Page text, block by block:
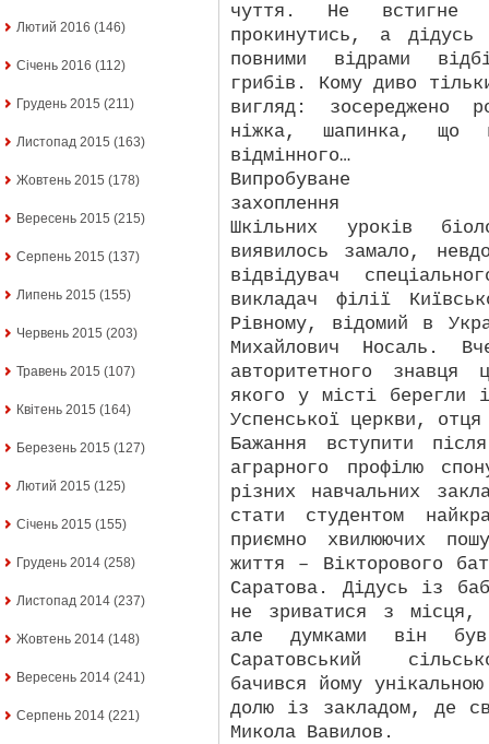
Лютий 2016 (146)
Січень 2016 (112)
Грудень 2015 (211)
Листопад 2015 (163)
Жовтень 2015 (178)
Вересень 2015 (215)
Серпень 2015 (137)
Липень 2015 (155)
Червень 2015 (203)
Травень 2015 (107)
Квітень 2015 (164)
Березень 2015 (127)
Лютий 2015 (125)
Січень 2015 (155)
Грудень 2014 (258)
Листопад 2014 (237)
Жовтень 2014 (148)
Вересень 2014 (241)
Серпень 2014 (221)
чуття. Не встигне
прокинутись, а
повними відрами
грибів. Кому диво
вигляд: зосереджено
ніжка, шапинка, що
відмінного…
Випробуване
захоплення
Шкільних уроків
виявилось замало,
відвідувач
викладач філії
Рівному, відомий в
Михайлович Носаль.
авторитетного
якого у місті берегли
Успенської церкви,
Бажання вступити
аграрного профілю
різних навчальних
стати студентом
приємно хвилюючих
життя – Вікторового
Саратова. Дідусь із
не зриватися з місця,
але думками він
Саратовський
бачився йому
долю із закладом, де
Микола Вавилов.